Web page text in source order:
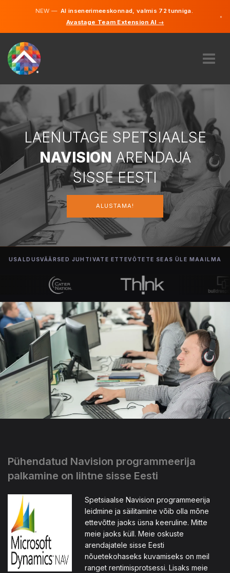
NEW —AI insenerimeeskonnad, valmis 72 tunniga.
Avastage Team Extension AI →
×
MEIST
EKSPERTIIS
KUIDAS SEE TÖÖTAB
KARJÄÄR
PALKAMA
EESTI
ALUSTAMA
LAENUTAGE SPETSIAALSE
NAVISION ARENDAJA
SISSE EESTI
ALUSTAMA!
USALDUSVÄÄRSED JUHTIVATE ETTEVÕTETE SEAS ÜLE MAAILMA
Pühendatud Navision programmeerija
palkamine on lihtne sisse Eesti
Spetsiaalse Navision programmeerija
leidmine ja säilitamine võib olla mõne
ettevõtte jaoks üsna keeruline. Mitte
meie jaoks küll. Meie oskuste
arendajatele sisse Eesti
nõuetekohaseks kuvamiseks on meil
ranget rentimisprotsessi. Lisaks meie